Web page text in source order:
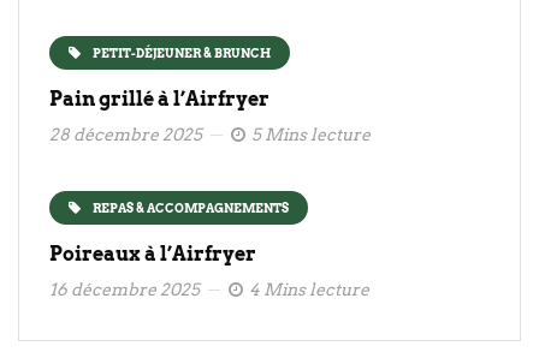
PETIT-DÉJEUNER & BRUNCH
Pain grillé à l’Airfryer
28 décembre 2025 5 Mins lecture
REPAS & ACCOMPAGNEMENTS
Poireaux à l’Airfryer
16 décembre 2025 4 Mins lecture